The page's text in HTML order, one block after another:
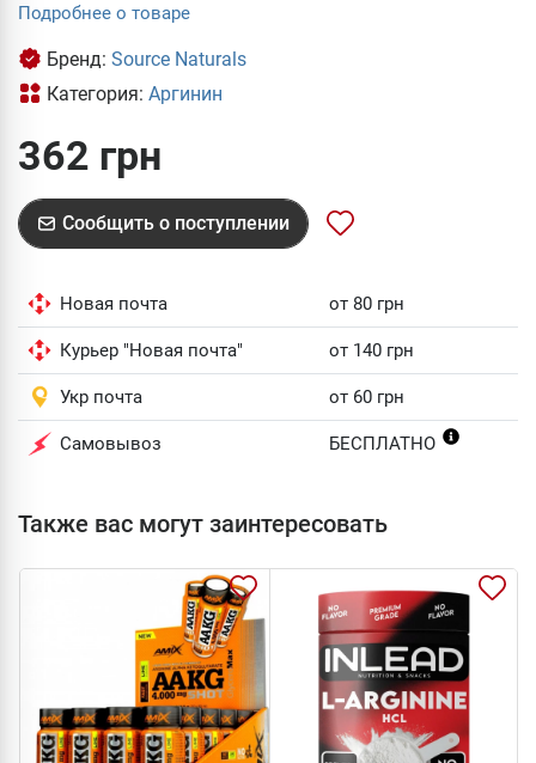
Подробнее о товаре
Бренд: Source Naturals
Категория: Аргинин
362 грн
Сообщить о поступлении
Новая почта от 80 грн
Курьер "Новая почта" от 140 грн
Укр почта от 60 грн
Самовывоз БЕСПЛАТНО
Также вас могут заинтересовать